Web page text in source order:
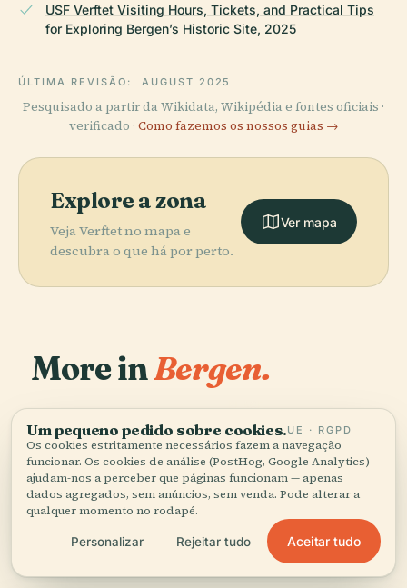
USF Verftet Visiting Hours, Tickets, and Practical Tips
for Exploring Bergen’s Historic Site, 2025
ÚLTIMA REVISÃO: AUGUST 2025
Pesquisado a partir da Wikidata, Wikipédia e fontes oficiais ·
verificado · Como fazemos os nossos guias →
Explore a zona
Veja Verftet no mapa e
descubra o que há por perto.
Ver mapa
More inBergen.
38 lugares para descobrir — alguns que vale a pena
combinar.
PLACE
Igreja de Santa
Maria
Igreja de
Madeira de
Fantoft
PLACE
Museu de
Bryggen
PLACE
Bergenhus
Todos os 38 lugares em Bergen
Um pequeno pedido sobre cookies.UE · RGPD
Os cookies estritamente necessários fazem a navegação
funcionar. Os cookies de análise (PostHog, Google Analytics)
ajudam-nos a perceber que páginas funcionam — apenas
dados agregados, sem anúncios, sem venda. Pode alterar a
qualquer momento no rodapé.
Personalizar Rejeitar tudo Aceitar tudo